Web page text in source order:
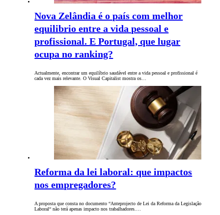
Nova Zelândia é o país com melhor
equilibrio entre a vida pessoal e
profissional. E Portugal, que lugar
ocupa no ranking?
Actualmente, encontrar um equilíbrio saudável entre a vida pessoal e profissional é
cada vez mais relevante. O Visual Capitalist mostra os…
Reforma da lei laboral: que impactos
nos empregadores?
A proposta que consta no documento “Anteprojecto de Lei da Reforma da Legislação
Laboral“ não terá apenas impacto nos trabalhadores.…